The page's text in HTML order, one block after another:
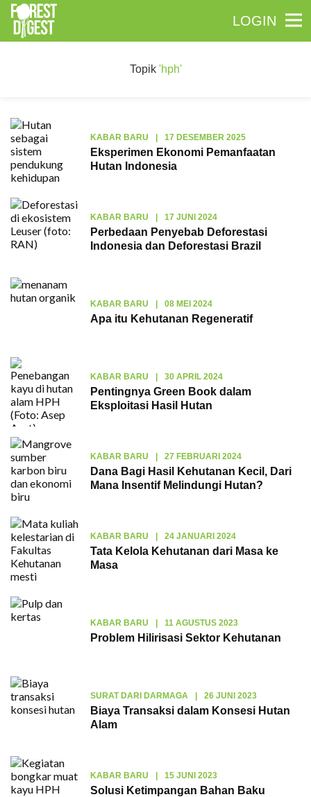
LOGIN
Topik 'hph'
KABAR BARU | 17 DESEMBER 2025
Eksperimen Ekonomi Pemanfaatan
Hutan Indonesia
KABAR BARU | 17 JUNI 2024
Perbedaan Penyebab Deforestasi
Indonesia dan Deforestasi Brazil
KABAR BARU | 08 MEI 2024
Apa itu Kehutanan Regeneratif
KABAR BARU | 30 APRIL 2024
Pentingnya Green Book dalam
Eksploitasi Hasil Hutan
KABAR BARU | 27 FEBRUARI 2024
Dana Bagi Hasil Kehutanan Kecil, Dari
Mana Insentif Melindungi Hutan?
KABAR BARU | 24 JANUARI 2024
Tata Kelola Kehutanan dari Masa ke
Masa
KABAR BARU | 11 AGUSTUS 2023
Problem Hilirisasi Sektor Kehutanan
SURAT DARI DARMAGA | 26 JUNI 2023
Biaya Transaksi dalam Konsesi Hutan
Alam
KABAR BARU | 15 JUNI 2023
Solusi Ketimpangan Bahan Baku